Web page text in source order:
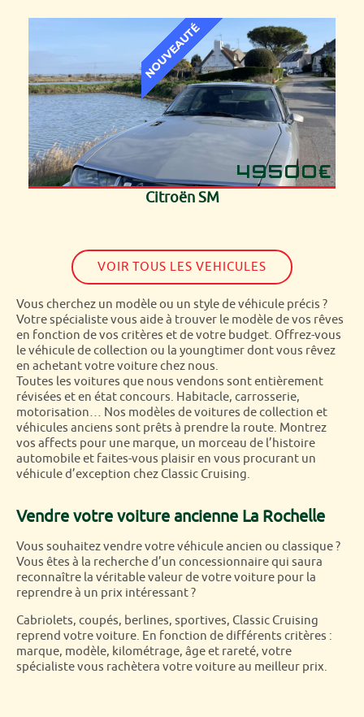
49500€
Citroën SM
VOIR TOUS LES VEHICULES
Vous cherchez un modèle ou un style de véhicule précis ?
Votre spécialiste vous aide à trouver le modèle de vos rêves
en fonction de vos critères et de votre budget. Offrez-vous
le véhicule de collection ou la youngtimer dont vous rêvez
en achetant votre voiture chez nous.
Toutes les voitures que nous vendons sont entièrement
révisées et en état concours. Habitacle, carrosserie,
motorisation… Nos modèles de voitures de collection et
véhicules anciens sont prêts à prendre la route. Montrez
vos affects pour une marque, un morceau de l’histoire
automobile et faites-vous plaisir en vous procurant un
véhicule d’exception chez Classic Cruising.
Vendre votre voiture ancienne La Rochelle
Vous souhaitez vendre votre véhicule ancien ou classique ?
Vous êtes à la recherche d’un concessionnaire qui saura
reconnaître la véritable valeur de votre voiture pour la
reprendre à un prix intéressant ?
Cabriolets, coupés, berlines, sportives, Classic Cruising
reprend votre voiture. En fonction de différents critères :
marque, modèle, kilométrage, âge et rareté, votre
spécialiste vous rachètera votre voiture au meilleur prix.